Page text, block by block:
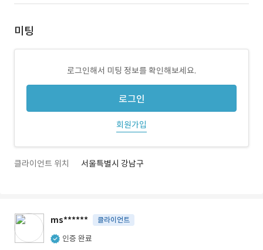
미팅
로그인해서 미팅 정보를 확인해보세요.
로그인
회원가입
클라이언트 위치 서울특별시 강남구
ms****** 클라이언트
인증 완료